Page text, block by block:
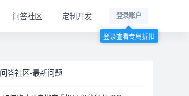
问答社区 定制开发 登录账户
登录查看专属折扣
问答社区-最新问题